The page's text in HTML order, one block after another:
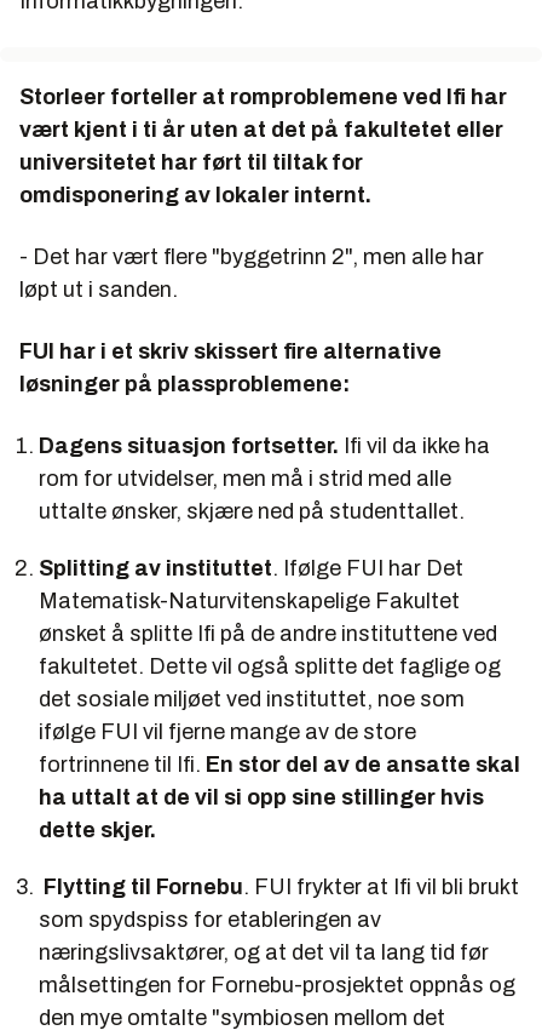
Storleer forteller at romproblemene ved Ifi har
vært kjent i ti år uten at det på fakultetet eller
universitetet har ført til tiltak for
omdisponering av lokaler internt.
- Det har vært flere "byggetrinn 2", men alle har
løpt ut i sanden.
FUI har i et skriv skissert fire alternative
løsninger på plassproblemene:
Dagens situasjon fortsetter. Ifi vil da ikke ha
rom for utvidelser, men må i strid med alle
uttalte ønsker, skjære ned på studenttallet.
Splitting av instituttet. Ifølge FUI har Det
Matematisk-Naturvitenskapelige Fakultet
ønsket å splitte Ifi på de andre instituttene ved
fakultetet. Dette vil også splitte det faglige og
det sosiale miljøet ved instituttet, noe som
ifølge FUI vil fjerne mange av de store
fortrinnene til Ifi. En stor del av de ansatte skal
ha uttalt at de vil si opp sine stillinger hvis
dette skjer.
Flytting til Fornebu. FUI frykter at Ifi vil bli brukt
som spydspiss for etableringen av
næringslivsaktører, og at det vil ta lang tid før
målsettingen for Fornebu-prosjektet oppnås og
den mye omtalte "symbiosen mellom det